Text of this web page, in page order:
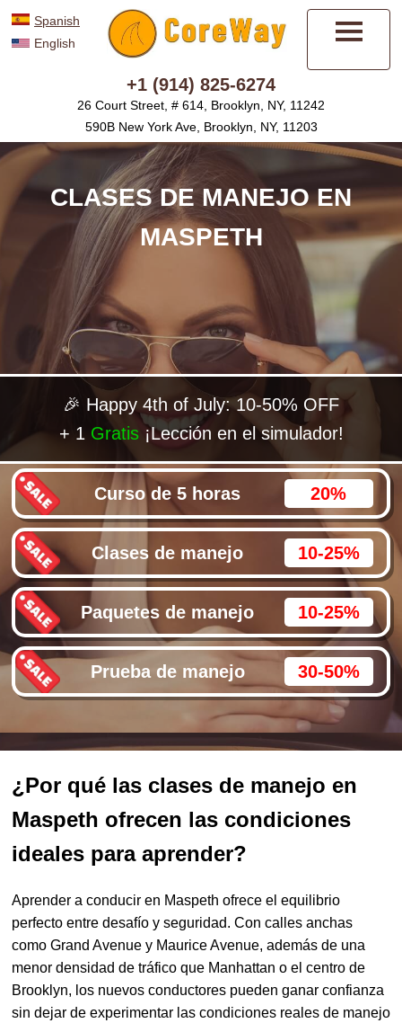
Spanish
English
+1 (914) 825-6274
26 Court Street, # 614, Brooklyn, NY, 11242
590B New York Ave, Brooklyn, NY, 11203
CLASES DE MANEJO EN
MASPETH
🎉 Happy 4th of July: 10-50% OFF
+ 1 Gratis¡Lección en el simulador!
Curso de 5 horas 20%
Clases de manejo 10-25%
Paquetes de manejo 10-25%
Prueba de manejo 30-50%
¿Por qué las clases de manejo en
Maspeth ofrecen las condiciones
ideales para aprender?
Aprender a conducir en Maspeth ofrece el equilibrio
perfecto entre desafío y seguridad. Con calles anchas
como Grand Avenue y Maurice Avenue, además de una
menor densidad de tráfico que Manhattan o el centro de
Brooklyn, los nuevos conductores pueden ganar confianza
sin dejar de experimentar las condiciones reales de manejo